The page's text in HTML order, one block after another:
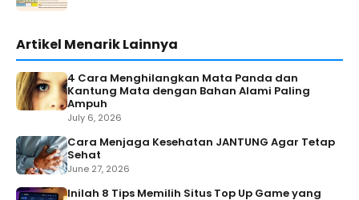
Artikel Menarik Lainnya
4 Cara Menghilangkan Mata Panda dan
Kantung Mata dengan Bahan Alami Paling
Ampuh
July 6, 2026
Cara Menjaga Kesehatan JANTUNG Agar Tetap
Sehat
June 27, 2026
Inilah 8 Tips Memilih Situs Top Up Game yang